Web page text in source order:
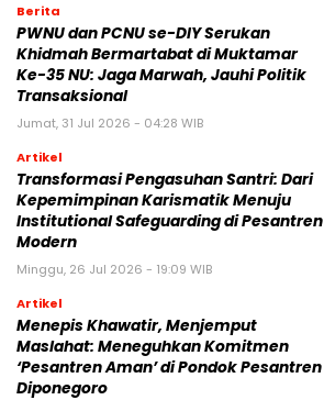
Berita
PWNU dan PCNU se-DIY Serukan
Khidmah Bermartabat di Muktamar
Ke-35 NU: Jaga Marwah, Jauhi Politik
Transaksional
Jumat, 31 Jul 2026 - 04:28 WIB
Artikel
Transformasi Pengasuhan Santri: Dari
Kepemimpinan Karismatik Menuju
Institutional Safeguarding di Pesantren
Modern
Minggu, 26 Jul 2026 - 19:09 WIB
Artikel
Menepis Khawatir, Menjemput
Maslahat: Meneguhkan Komitmen
‘Pesantren Aman’ di Pondok Pesantren
Diponegoro